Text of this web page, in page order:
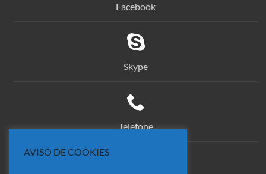
Facebook
Skype
Telefone
AVISO DE COOKIES